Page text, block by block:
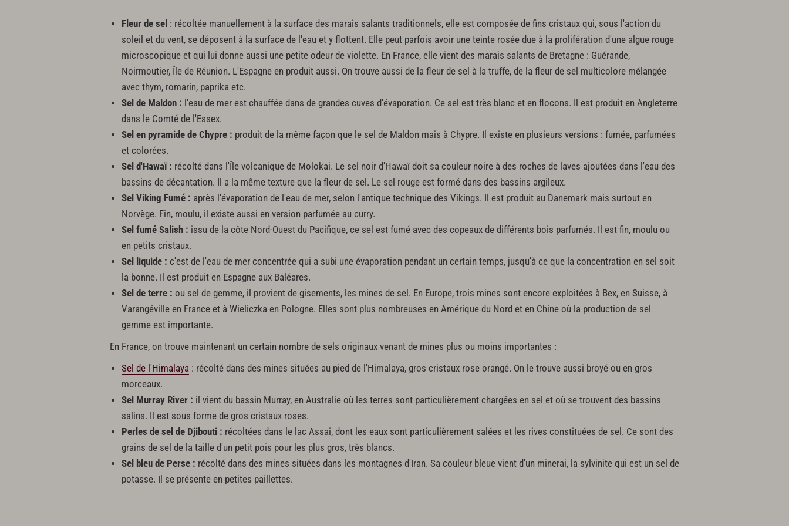
Fleur de sel : récoltée manuellement à la surface des marais salants traditionnels, elle est composée de fins cristaux qui, sous l'action du
soleil et du vent, se déposent à la surface de l'eau et y flottent. Elle peut parfois avoir une teinte rosée due à la prolifération d'une algue rouge
microscopique et qui lui donne aussi une petite odeur de violette. En France, elle vient des marais salants de Bretagne : Guérande,
Noirmoutier, Île de Réunion. L'Espagne en produit aussi. On trouve aussi de la fleur de sel à la truffe, de la fleur de sel multicolore mélangée
avec thym, romarin, paprika etc.
Sel de Maldon : l'eau de mer est chauffée dans de grandes cuves d'évaporation. Ce sel est très blanc et en flocons. Il est produit en Angleterre
dans le Comté de l'Essex.
Sel en pyramide de Chypre : produit de la même façon que le sel de Maldon mais à Chypre. Il existe en plusieurs versions : fumée, parfumées
et colorées.
Sel d'Hawaï : récolté dans l'Île volcanique de Molokai. Le sel noir d'Hawaï doit sa couleur noire à des roches de laves ajoutées dans l'eau des
bassins de décantation. Il a la même texture que la fleur de sel. Le sel rouge est formé dans des bassins argileux.
Sel Viking Fumé : après l'évaporation de l'eau de mer, selon l'antique technique des Vikings. Il est produit au Danemark mais surtout en
Norvège. Fin, moulu, il existe aussi en version parfumée au curry.
Sel fumé Salish : issu de la côte Nord-Ouest du Pacifique, ce sel est fumé avec des copeaux de différents bois parfumés. Il est fin, moulu ou
en petits cristaux.
Sel liquide : c'est de l'eau de mer concentrée qui a subi une évaporation pendant un certain temps, jusqu'à ce que la concentration en sel soit
la bonne. Il est produit en Espagne aux Baléares.
Sel de terre : ou sel de gemme, il provient de gisements, les mines de sel. En Europe, trois mines sont encore exploitées à Bex, en Suisse, à
Varangéville en France et à Wieliczka en Pologne. Elles sont plus nombreuses en Amérique du Nord et en Chine où la production de sel
gemme est importante.
En France, on trouve maintenant un certain nombre de sels originaux venant de mines plus ou moins importantes :
Sel de l'Himalaya : récolté dans des mines situées au pied de l'Himalaya, gros cristaux rose orangé. On le trouve aussi broyé ou en gros
morceaux.
Sel Murray River : il vient du bassin Murray, en Australie où les terres sont particulièrement chargées en sel et où se trouvent des bassins
salins. Il est sous forme de gros cristaux roses.
Perles de sel de Djibouti : récoltées dans le lac Assai, dont les eaux sont particulièrement salées et les rives constituées de sel. Ce sont des
grains de sel de la taille d'un petit pois pour les plus gros, très blancs.
Sel bleu de Perse : récolté dans des mines situées dans les montagnes d'Iran. Sa couleur bleue vient d'un minerai, la sylvinite qui est un sel de
potasse. Il se présente en petites paillettes.